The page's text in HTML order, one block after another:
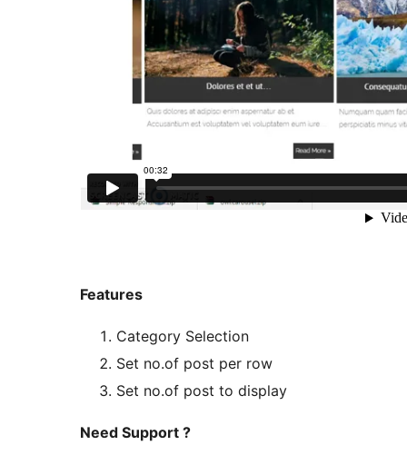
Features
Category Selection
Set no.of post per row
Set no.of post to display
Need Support ?